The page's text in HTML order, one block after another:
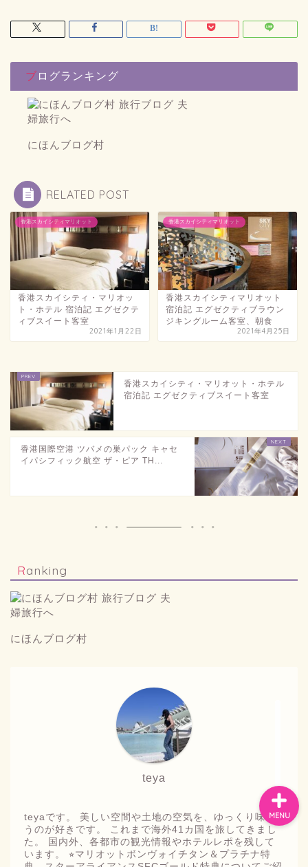
ブログランキング
にほんブログ村
RELATED POST
香港スカイシティマリオット
香港スカイシティ・マリオッ
ト・ホテル 宿泊記 エグゼクテ
ィブスイート客室
2021年1月22日
香港スカイシティマリオット
香港スカイシティマリオット
宿泊記 エグゼクティブラウン
ジキングルーム客室、朝食
2021年4月25日
香港スカイシティ・マリオット・ホテル
宿泊記 エグゼクティブスイート客室
香港国際空港 ツバメの巣パック キャセ
イパシフィック航空 ザ・ピア TH...
Ranking
にほんブログ村
teya
teyaです。 美しい空間や土地の空気を、ゆっくり味わ
うのが好きです。 これまで海外41カ国を旅してきまし
た。 国内外、各都市の観光情報やホテルレポを残して
います。 ⭐︎マリオットボンヴォイチタン＆プラチナ特
MENU
バルセロナお土産